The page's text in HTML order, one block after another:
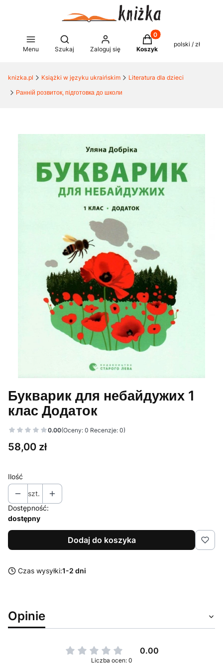
Menu
Otwórz wyszukiwarkę
Szukaj Zaloguj się
Produkty w koszyku:
Koszyk
polski / zł
knizka.pl Książki w języku ukraińskim
Literatura dla dzieci
Ранній розвиток, підготовка до школи
Букварик для небайдужих 1
клас Додаток
0.00(Oceny: 0 Recenzje: 0)
Cena
58,00 zł
Ilość
szt.
Dostępność:
dostępny
Dodaj do koszyka
Czas wysyłki:1-2 dni
Opinie
0.00
Liczba ocen: 0